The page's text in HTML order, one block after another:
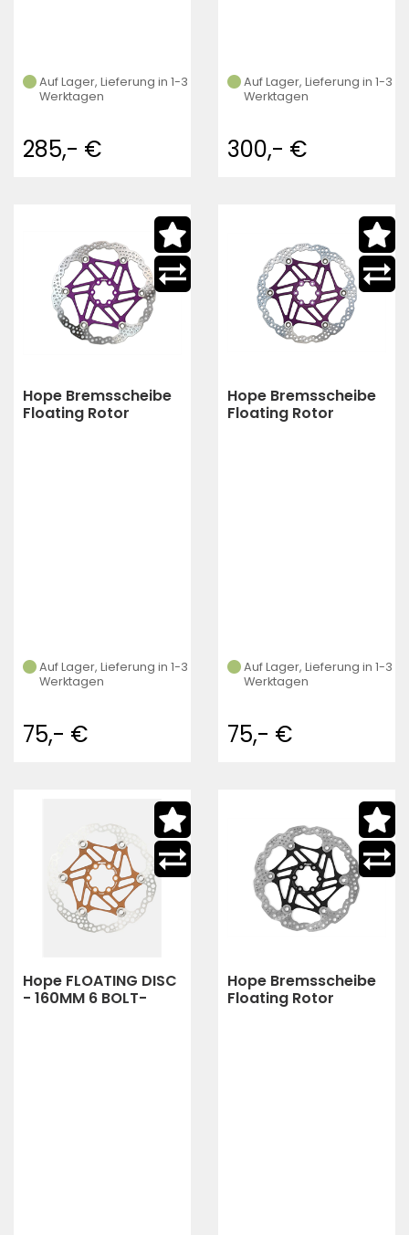
Auf Lager, Lieferung in 1-3
Werktagen
285,- €
Auf Lager, Lieferung in 1-3
Werktagen
300,- €
Hope Bremsscheibe
Floating Rotor
Auf Lager, Lieferung in 1-3
Werktagen
75,- €
Hope Bremsscheibe
Floating Rotor
Auf Lager, Lieferung in 1-3
Werktagen
75,- €
Hope FLOATING DISC
- 160MM 6 BOLT-
Hope Bremsscheibe
Floating Rotor